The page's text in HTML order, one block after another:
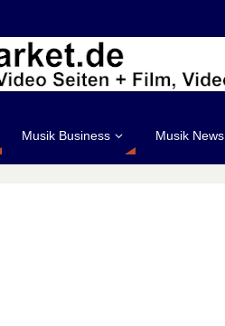
Musik Business Musik News